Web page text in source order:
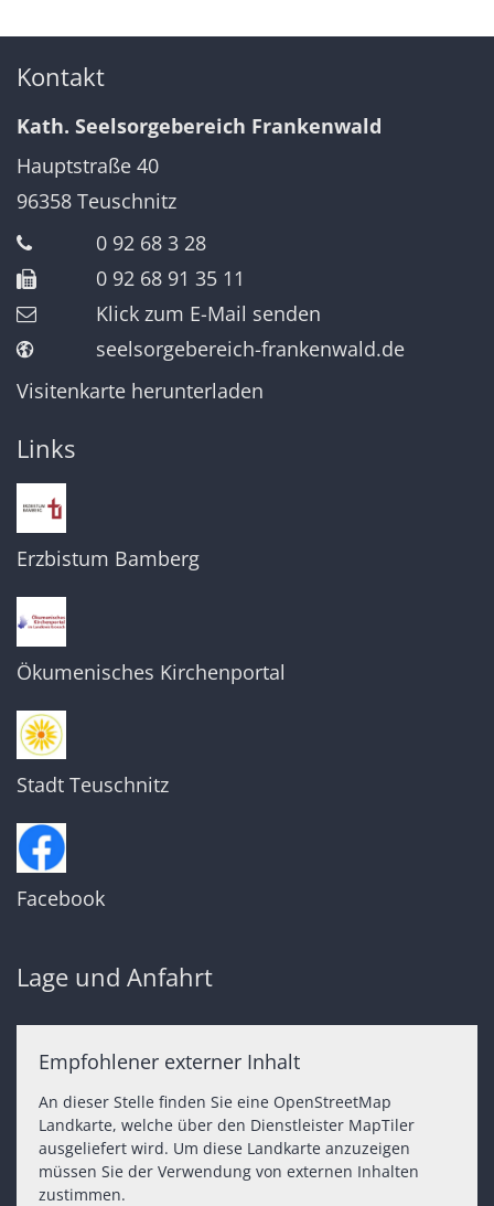
Kontakt
Kath. Seelsorgebereich Frankenwald
Hauptstraße 40
96358 Teuschnitz
0 92 68 3 28
0 92 68 91 35 11
Klick zum E-Mail senden
seelsorgebereich-frankenwald.de
Visitenkarte herunterladen
Links
Erzbistum Bamberg
Ökumenisches Kirchenportal
Stadt Teuschnitz
Facebook
Lage und Anfahrt
Empfohlener externer Inhalt
An dieser Stelle finden Sie eine OpenStreetMap
Landkarte, welche über den Dienstleister MapTiler
ausgeliefert wird. Um diese Landkarte anzuzeigen
müssen Sie der Verwendung von externen Inhalten
zustimmen.